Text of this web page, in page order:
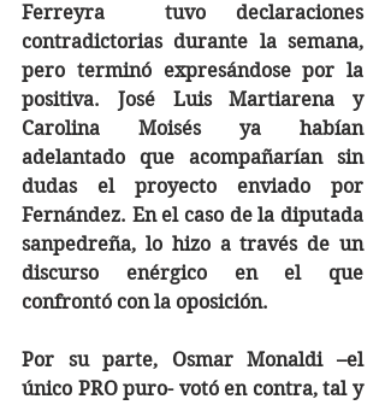
Ferreyra  tuvo declaraciones
contradictorias durante la semana,
pero terminó expresándose por la
positiva. José Luis Martiarena y
Carolina Moisés ya habían
adelantado que acompañarían sin
dudas el proyecto enviado por
Fernández. En el caso de la diputada
sanpedreña, lo hizo a través de un
discurso enérgico en el que
confrontó con la oposición.
Por su parte, Osmar Monaldi –el
único PRO puro- votó en contra, tal y